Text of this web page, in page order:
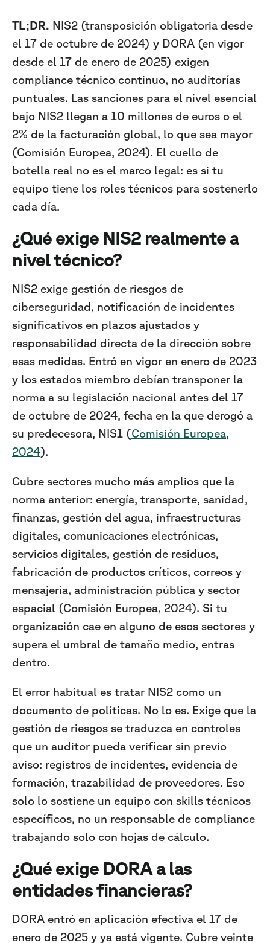
TL;DR. NIS2 (transposición obligatoria desde
el 17 de octubre de 2024) y DORA (en vigor
desde el 17 de enero de 2025) exigen
compliance técnico continuo, no auditorías
puntuales. Las sanciones para el nivel esencial
bajo NIS2 llegan a 10 millones de euros o el
2% de la facturación global, lo que sea mayor
(Comisión Europea, 2024). El cuello de
botella real no es el marco legal: es si tu
equipo tiene los roles técnicos para sostenerlo
cada día.
¿Qué exige NIS2 realmente a
nivel técnico?
NIS2 exige gestión de riesgos de
ciberseguridad, notificación de incidentes
significativos en plazos ajustados y
responsabilidad directa de la dirección sobre
esas medidas. Entró en vigor en enero de 2023
y los estados miembro debían transponer la
norma a su legislación nacional antes del 17
de octubre de 2024, fecha en la que derogó a
su predecesora, NIS1 (Comisión Europea,
2024).
Cubre sectores mucho más amplios que la
norma anterior: energía, transporte, sanidad,
finanzas, gestión del agua, infraestructuras
digitales, comunicaciones electrónicas,
servicios digitales, gestión de residuos,
fabricación de productos críticos, correos y
mensajería, administración pública y sector
espacial (Comisión Europea, 2024). Si tu
organización cae en alguno de esos sectores y
supera el umbral de tamaño medio, entras
dentro.
El error habitual es tratar NIS2 como un
documento de políticas. No lo es. Exige que la
gestión de riesgos se traduzca en controles
que un auditor pueda verificar sin previo
aviso: registros de incidentes, evidencia de
formación, trazabilidad de proveedores. Eso
solo lo sostiene un equipo con skills técnicos
específicos, no un responsable de compliance
trabajando solo con hojas de cálculo.
¿Qué exige DORA a las
entidades financieras?
DORA entró en aplicación efectiva el 17 de
enero de 2025 y ya está vigente. Cubre veinte